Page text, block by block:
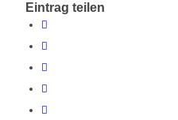
Eintrag teilen